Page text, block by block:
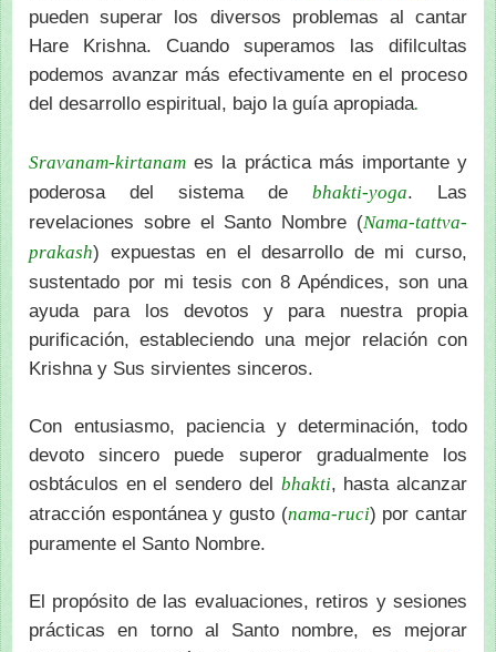
pueden superar los diversos problemas al cantar
Hare Krishna. Cuando superamos las difilcultas
podemos avanzar más efectivamente en el proceso
del desarrollo espiritual, bajo la guía apropiada.
Sravanam-kirtanam es la práctica más importante y
poderosa del sistema de bhakti-yoga. Las
revelaciones sobre el Santo Nombre (Nama-tattva-
prakash) expuestas en el desarrollo de mi curso,
sustentado por mi tesis con 8 Apéndices, son una
ayuda para los devotos y para nuestra propia
purificación, estableciendo una mejor relación con
Krishna y Sus sirvientes sinceros.
Con entusiasmo, paciencia y determinación, todo
devoto sincero puede superor gradualmente los
osbtáculos en el sendero del bhakti, hasta alcanzar
atracción espontánea y gusto (nama-ruci) por cantar
puramente el Santo Nombre.
El propósito de las evaluaciones, retiros y sesiones
prácticas en torno al Santo nombre, es mejorar